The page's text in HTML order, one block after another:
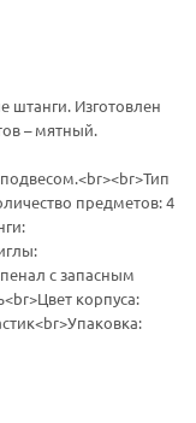
штанги. Изготовлен
– мятный.
предметов: 4
с запасным
корпуса: